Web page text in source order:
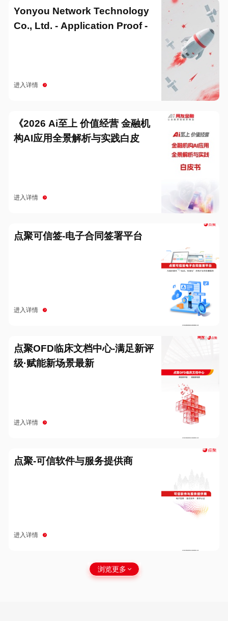
Yonyou Network Technology
Co., Ltd. - Application Proof -
进入详情
《2026 Ai至上 价值经营 金融机
构AI应用全景解析与实践白皮
进入详情
点聚可信签-电子合同签署平台
进入详情
点聚OFD临床文档中心-满足新评
级·赋能新场景最新
进入详情
点聚-可信软件与服务提供商
进入详情
浏览更多